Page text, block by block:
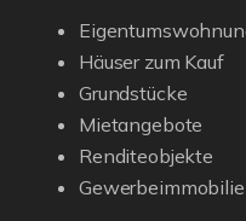
Häuser zum Kauf
Grundstücke
Mietangebote
Renditeobjekte